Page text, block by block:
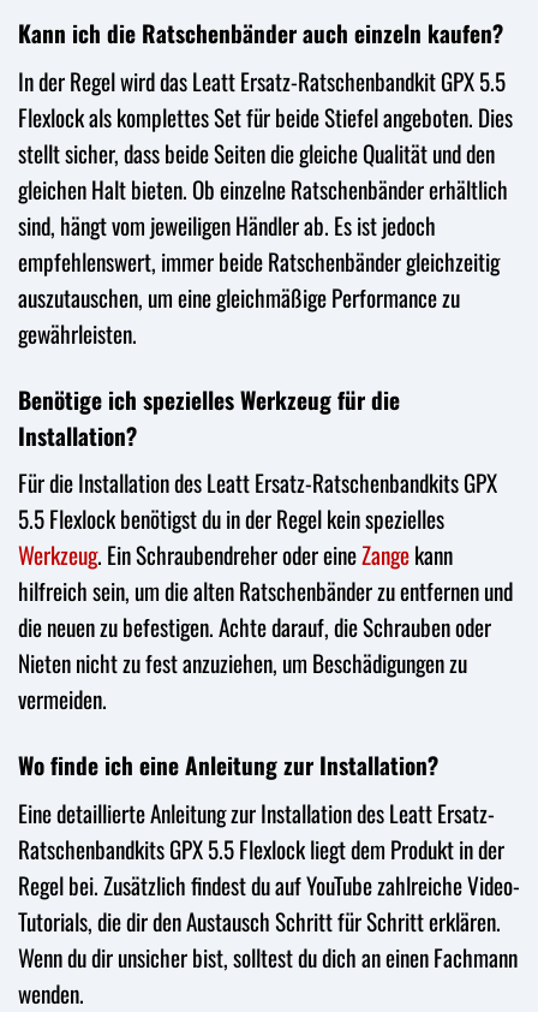
Kann ich die Ratschenbänder auch einzeln kaufen?
In der Regel wird das Leatt Ersatz-Ratschenbandkit GPX 5.5
Flexlock als komplettes Set für beide Stiefel angeboten. Dies
stellt sicher, dass beide Seiten die gleiche Qualität und den
gleichen Halt bieten. Ob einzelne Ratschenbänder erhältlich
sind, hängt vom jeweiligen Händler ab. Es ist jedoch
empfehlenswert, immer beide Ratschenbänder gleichzeitig
auszutauschen, um eine gleichmäßige Performance zu
gewährleisten.
Benötige ich spezielles Werkzeug für die
Installation?
Für die Installation des Leatt Ersatz-Ratschenbandkits GPX
5.5 Flexlock benötigst du in der Regel kein spezielles
Werkzeug. Ein Schraubendreher oder eineZangekann
hilfreich sein, um die alten Ratschenbänder zu entfernen und
die neuen zu befestigen. Achte darauf, die Schrauben oder
Nieten nicht zu fest anzuziehen, um Beschädigungen zu
vermeiden.
Wo finde ich eine Anleitung zur Installation?
Eine detaillierte Anleitung zur Installation des Leatt Ersatz-
Ratschenbandkits GPX 5.5 Flexlock liegt dem Produkt in der
Regel bei. Zusätzlich findest du auf YouTube zahlreiche Video-
Tutorials, die dir den Austausch Schritt für Schritt erklären.
Wenn du dir unsicher bist, solltest du dich an einen Fachmann
wenden.